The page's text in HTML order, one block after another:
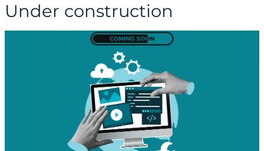
Under construction